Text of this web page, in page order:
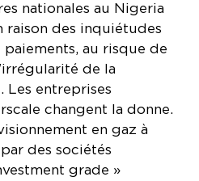
raison des inquiétudes
au risque de
de la
Les entreprises
changent la donne.
en gaz à
des sociétés
grade »
de revenus